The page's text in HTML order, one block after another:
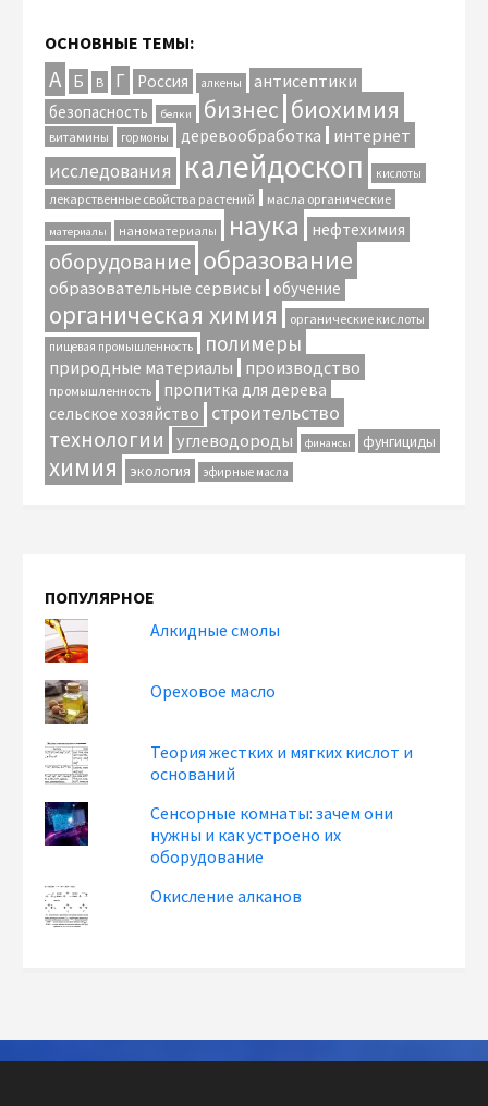
ОСНОВНЫЕ ТЕМЫ:
А Б В Г Россия алкены антисептики
безопасность белки бизнес биохимия
витамины гормоны деревообработка интернет
исследования калейдоскоп кислоты
лекарственные свойства растений масла органические
материалы наноматериалы наука нефтехимия
оборудование образование
образовательные сервисы обучение
органическая химия органические кислоты
пищевая промышленность полимеры
природные материалы производство
промышленность
пропитка для дерева
сельское хозяйство
строительство
технологии углеводороды финансы фунгициды
химия экология эфирные масла
ПОПУЛЯРНОЕ
Алкидные смолы
Ореховое масло
Теория жестких и мягких кислот и
оснований
Сенсорные комнаты: зачем они
нужны и как устроено их
оборудование
Окисление алканов